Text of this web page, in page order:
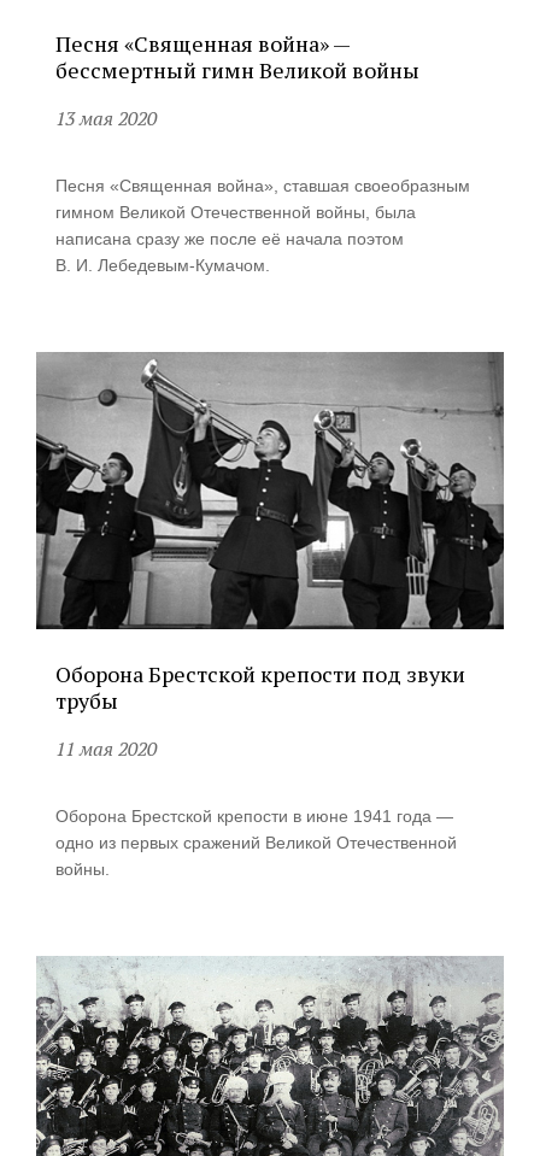
Песня «Священная война» —
бессмертный гимн Великой войны
13 мая 2020
Песня «Священная война», ставшая своеобразным
гимном Великой Отечественной войны, была
написана сразу же после её начала поэтом
В. И. Лебедевым-Кумачом.
Оборона Брестской крепости под звуки
трубы
11 мая 2020
Оборона Брестской крепости в июне 1941 года —
одно из первых сражений Великой Отечественной
войны.